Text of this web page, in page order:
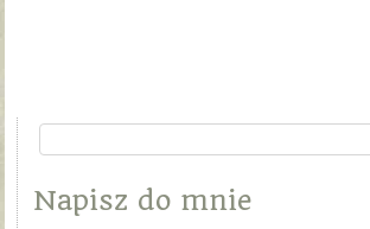
Napisz do mnie